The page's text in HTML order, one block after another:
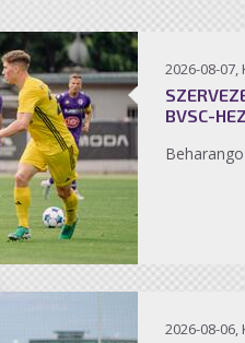
2026-08-
BVSC-
2026-08-